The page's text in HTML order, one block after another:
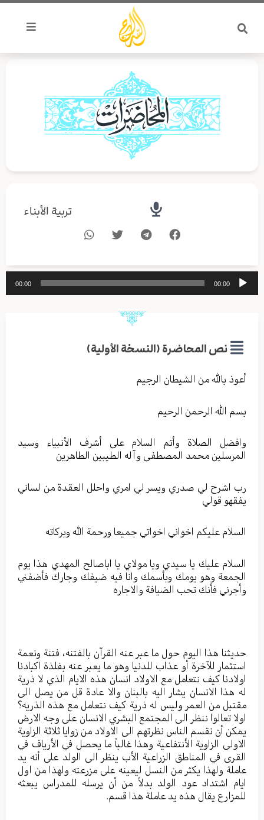
تخطي
المحتوى
تربية الأبناء
مشغل
الصوت
00:00
00:00
نص المحاضرة (النسخة الأولية)
أعوذ بالله من الشيطان الرجيم
بسم الله الرحمن الرحيم
وافضل الصلاة وأتم السلام على أشرف الأنبياء وسيد
المرسلين محمد المصطفى وآله الطيبين الطاهرين
رب اشرح لي صدري ويسر لي امري واحلل العقدة من لساني
يفقهو قولي
السلام عليكم اخواني اخواتي جميعا ورحمة الله وبركاته
السلام عليك يا سيدي ويا مولاي يا اباصالح المهدي هذا يوم
الجمعة وهو يومك وبأسمك وانا فيه ضيفك وجارك فأضفني
وأجرني فأنك تحب الضيافة والاجاره
حديثنا هذا اليوم حول ما عبر عنه القرآن بالفتنه، فتنة ونعمة
استثمار للآخرة أو عذاب للدنيا وهو ما يعبر عنه بفلذة اكبادنا
اولادنا كيف نتعامل مع الاولاد انسان هذه الايام الذي لا ذرية
له هذا الانسان يشار اليه بالبنان والا عادة قل من يصل الى
مقتبل من العمر وليس له ذرية كيف نتعامل مع هذه الذريه؟
اولا تعالوا ننظر الى المجتمع البشري الانسان على وجه الارض
يمكن أن نقسم الناس نظرتهم الى الاولاد من زوايا ثلاثة الزاوية
الاولى الزاوية الأنتفاعية وهذا غالباً ما يحصل في الأرياف في
القرى في المناطق الزراعية الأب ينظر الى الولد على أنه يد
عاملة ولهذا يكثر من النسل ليعينه على مزرعته ولهذا من اول
ايام اشتداد عود الولد بدلاً من أن يرسله للمدراس يبعثه
للمزارع يقال هذه يد عاملة هذا قسم.